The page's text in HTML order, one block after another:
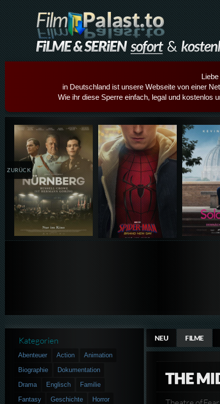
in Deutschland ist unsere Webseite von einer
Wie ihr diese Sperre einfach, legal und kostenlos
Details,Play Details,Play
ZURÜCK
NEU FILME
THE
Kategorien
Abenteuer Action
Animation
Biographie
Dokumentation
Drama
Englisch
Familie
Fantasy
Geschichte
Horror